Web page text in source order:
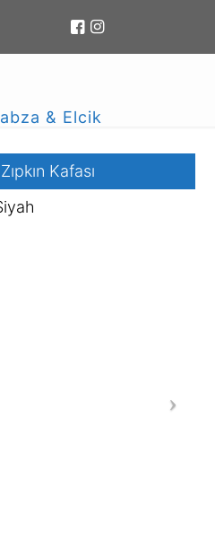
& Elcik
Kafası